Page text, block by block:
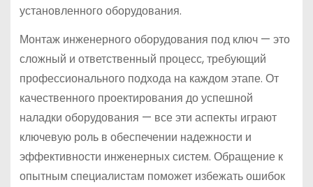
установленного оборудования.
Монтаж инженерного оборудования под ключ — это
сложный и ответственный процесс, требующий
профессионального подхода на каждом этапе. От
качественного проектирования до успешной
наладки оборудования — все эти аспекты играют
ключевую роль в обеспечении надежности и
эффективности инженерных систем. Обращение к
опытным специалистам поможет избежать ошибок